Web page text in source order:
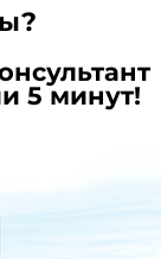
5 минут!